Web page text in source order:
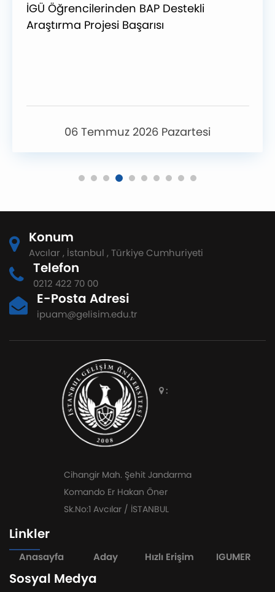
İGÜ Öğrencilerinden BAP Destekli
Araştırma Projesi Başarısı
06 Temmuz 2026 Pazartesi
Konum
Avcılar , İstanbul , Türkiye Cumhuriyeti
Telefon
0212 422 70 00
E-Posta Adresi
ipuam@gelisim.edu.tr
:
Cihangir Mah. Şehit Jandarma
Komando Er Hakan Öner
Sk.No:1 Avcılar / İSTANBUL
Linkler
Anasayfa Aday Hızlı Erişim IGUMER
Sosyal Medya